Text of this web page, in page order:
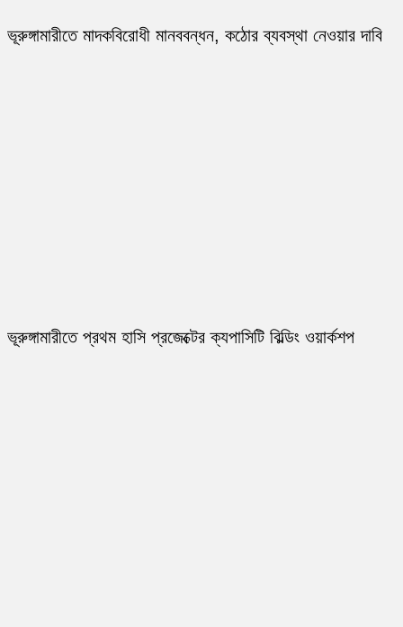
ভূরুঙ্গামারীতে মাদকবিরোধী মানববন্ধন, কঠোর ব্যবস্থা নেওয়ার দাবি
ভূরুঙ্গামারীতে প্রথম হাসি প্রজেক্টের ক্যপাসিটি বিল্ডিং ওয়ার্কশপ